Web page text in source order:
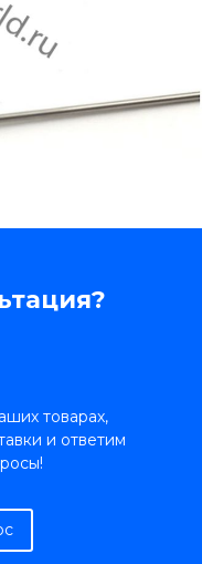
товарах,
и ответим